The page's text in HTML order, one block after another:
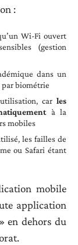
:
Wi-Fi ouvert
(gestion
dans un
biométrie
car les
à la
mobiles
les failles de
ou Safari étant
mobile
application
en dehors du